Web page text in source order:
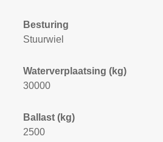
Besturing
Stuurwiel
Waterverplaatsing (kg)
30000
Ballast (kg)
2500